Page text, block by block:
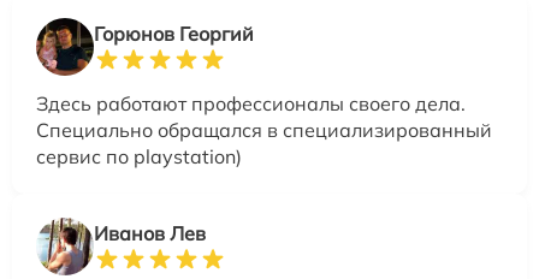
Горюнов Георгий
Здесь работают профессионалы своего дела.
Специально обращался в специализированный
сервис по playstation)
Иванов Лев